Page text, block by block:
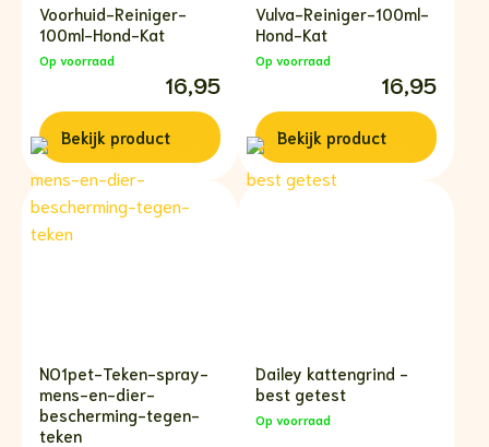
Voorhuid-Reiniger-
100ml-Hond-Kat
Op voorraad
16,95
Bekijk product
Vulva-Reiniger-100ml-
Hond-Kat
Op voorraad
16,95
Bekijk product
NO1pet-Teken-spray-
mens-en-dier-
bescherming-tegen-
teken
Dailey kattengrind -
best getest
Op voorraad